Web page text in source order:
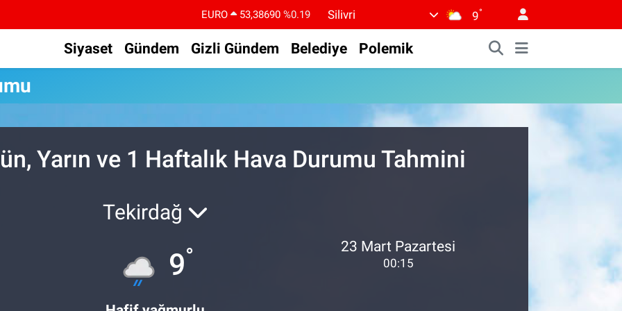
EURO 53,38690 %0.19
STERLİN
61,60380
%0.18
Silivri 9°
Siyaset Gündem Gizli Gündem Belediye Polemik
Yarın ve 1 Haftalık Hava Durumu Tahmini
Tekirdağ
9° 23 Mart Pazartesi
00:15